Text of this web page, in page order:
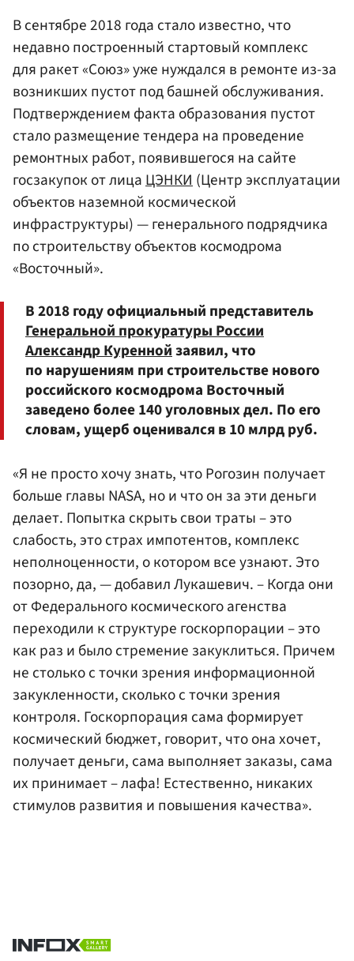
В сентябре 2018 года стало известно, что
недавно построенный стартовый комплекс
для ракет «Союз» уже нуждался в ремонте из-за
возникших пустот под башней обслуживания.
Подтверждением факта образования пустот
стало размещение тендера на проведение
ремонтных работ, появившегося на сайте
госзакупок от лица ЦЭНКИ (Центр эксплуатации
объектов наземной космической
инфраструктуры) — генерального подрядчика
по строительству объектов космодрома
«Восточный».
В 2018 году официальный представитель
Генеральной прокуратуры России
Александр Куреннойзаявил, что
по нарушениям при строительстве нового
российского космодрома Восточный
заведено более 140 уголовных дел. По его
словам, ущерб оценивался в 10 млрд руб.
«Я не просто хочу знать, что Рогозин получает
больше главы NASA, но и что он за эти деньги
делает. Попытка скрыть свои траты – это
слабость, это страх импотентов, комплекс
неполноценности, о котором все узнают. Это
позорно, да, — добавил Лукашевич. – Когда они
от Федерального космического агенства
переходили к структуре госкорпорации – это
как раз и было стремение закуклиться. Причем
не столько с точки зрения информационной
закукленности, сколько с точки зрения
контроля. Госкорпорация сама формирует
космический бюджет, говорит, что она хочет,
получает деньги, сама выполняет заказы, сама
их принимает – лафа! Естественно, никаких
стимулов развития и повышения качества».